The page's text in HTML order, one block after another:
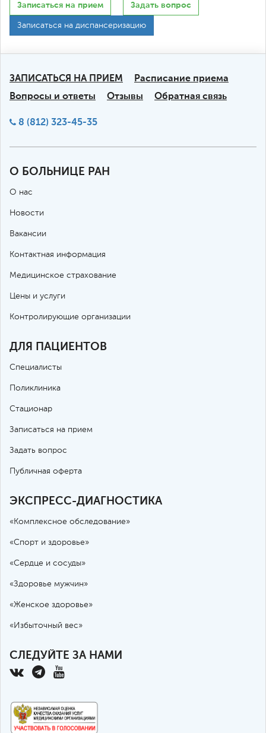
Записаться на прием Задать вопрос
Записаться на диспансеризацию
ЗАПИСАТЬСЯ НА ПРИЕМ
Расписание приема
Вопросы и ответы
Отзывы Обратная связь
8 (812) 323-45-35
О БОЛЬНИЦЕ РАН
О нас
Новости
Вакансии
Контактная информация
Медицинское страхование
Цены и услуги
Контролирующие организации
ДЛЯ ПАЦИЕНТОВ
Специалисты
Поликлиника
Стационар
Записаться на прием
Задать вопрос
Публичная оферта
ЭКСПРЕСС-ДИАГНОСТИКА
«Комплексное обследование»
«Спорт и здоровье»
«Сердце и сосуды»
«Здоровье мужчин»
«Женское здоровье»
«Избыточный вес»
СЛЕДУЙТЕ ЗА НАМИ